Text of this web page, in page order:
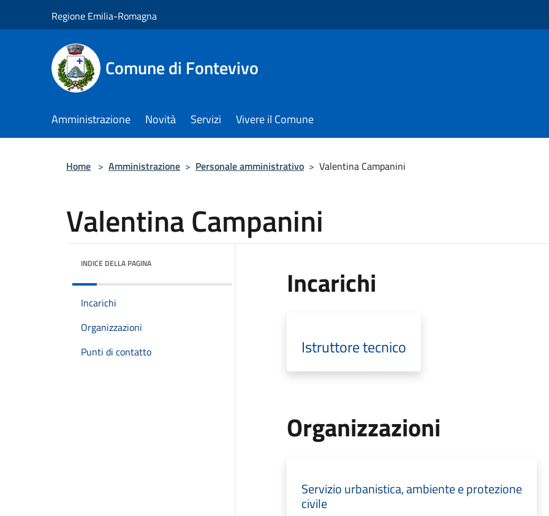
Regione Emilia-Romagna
Comune di Fontevivo
Amministrazione Novità Servizi Vivere il Comune
Home > Amministrazione > Personale amministrativo > Valentina Campanini
Valentina Campanini
INDICE DELLA PAGINA
Incarichi
Organizzazioni
Punti di contatto
Incarichi
Istruttore tecnico
Organizzazioni
Servizio urbanistica, ambiente e protezione
civile